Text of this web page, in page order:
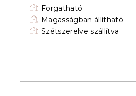
Forgatható
Magasságban állítható
Szétszerelve szállítva